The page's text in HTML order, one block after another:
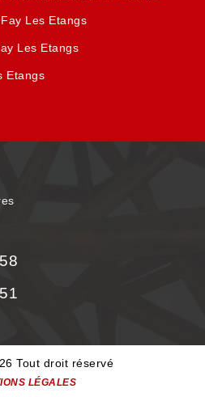
Les Etangs
Les Etangs
Etangs
Tout droit réservé
LÉGALES